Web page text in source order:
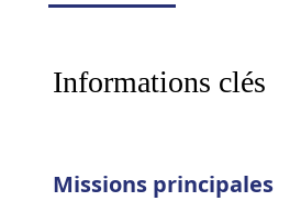
Informations clés
Missions principales